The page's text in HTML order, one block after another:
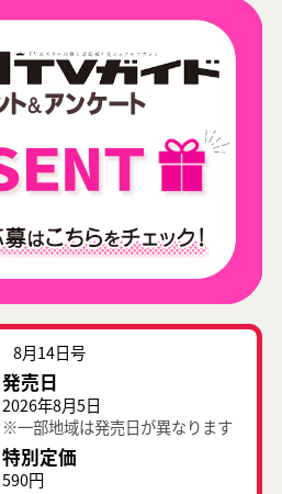
8月14日号
発売日
2026年8月5日
※一部地域は発売日が異なります
特別定価
590円